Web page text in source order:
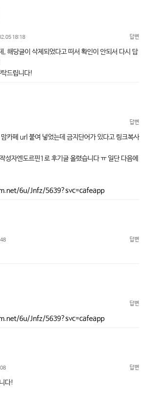
18:18 답변
, 해당글이 삭제되었다고 떠서 확인이 안되서 다시 답
드립니다!
답변
카페 url 붙여 넣었는데 금지단어가 있다고 링크복사
성자엔도르핀1로 후기글 올렸습니다 ㅠ 일단 다음에
6u/Jnfz/5639?svc=cafeapp
답변
답변
6u/Jnfz/5639?svc=cafeapp
답변
다!